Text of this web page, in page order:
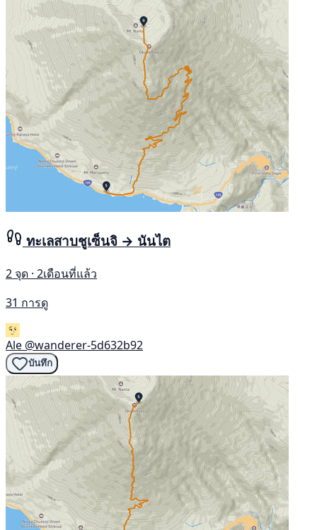
ทะเลสาบชูเซ็นจิ → นันไต
2 จุด · 2เดือนที่แล้ว
31 การดู
Ale @wanderer-5d632b92
บันทึก